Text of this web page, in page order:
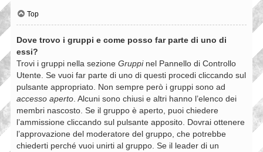
Top
Dove trovo i gruppi e come posso far parte di uno di
essi?
Trovi i gruppi nella sezione Gruppinel Pannello di Controllo
Utente. Se vuoi far parte di uno di questi procedi cliccando sul
pulsante appropriato. Non sempre però i gruppi sono ad
accesso aperto. Alcuni sono chiusi e altri hanno l’elenco dei
membri nascosto. Se il gruppo è aperto, puoi chiedere
l’ammissione cliccando sul pulsante apposito. Dovrai ottenere
l’approvazione del moderatore del gruppo, che potrebbe
chiederti perché vuoi unirti al gruppo. Se il leader di un